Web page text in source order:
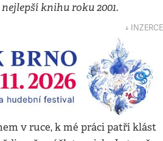
knihu roku 2001.
↓ INZERCE
v ruce, k mé práci patří klást